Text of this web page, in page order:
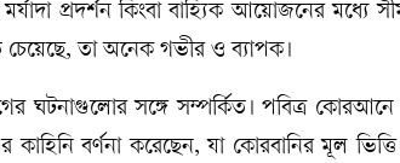
প্রদর্শন কিংবা বাহ্যিক আয়োজনের মধ্যে
চেয়েছে, তা অনেক গভীর ও ব্যাপক।
ঘটনাগুলোর সঙ্গে সম্পর্কিত। পবিত্র
বর্ণনা করেছেন, যা কোরবানির মূল ভিত্তি।